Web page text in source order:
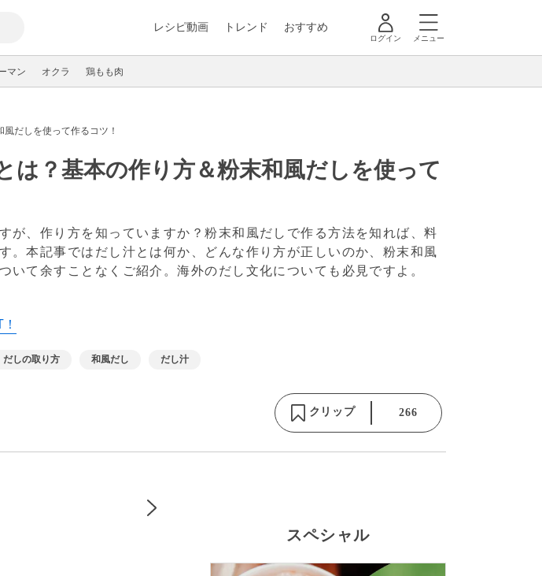
レシピ動画 トレンド おすすめ
ログイン メニュー
マン オクラ 鶏もも肉
だしを使って作るコツ！
は？基本の作り方＆粉末和風だしを使って
が、作り方を知っていますか？粉末和風だしで作る方法を知れば、料
。本記事ではだし汁とは何か、どんな作り方が正しいのか、粉末和風
いて余すことなくご紹介。海外のだし文化についても必見ですよ。
だしの取り方 和風だし だし汁
クリップ 266
スペシャル